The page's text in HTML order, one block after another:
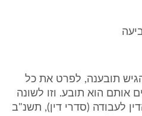
תובענה, לפרט את כל
אותם הוא תובע. וזו לשונה
בית הדין לעבודה (סדרי דין), תשנ"ב